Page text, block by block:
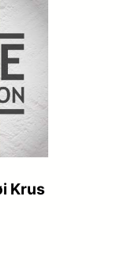
Krus